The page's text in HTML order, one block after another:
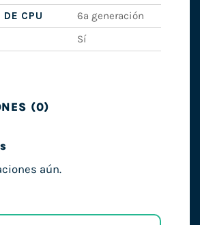
DE CPU
6ª generación
Sí
(0)
aún.